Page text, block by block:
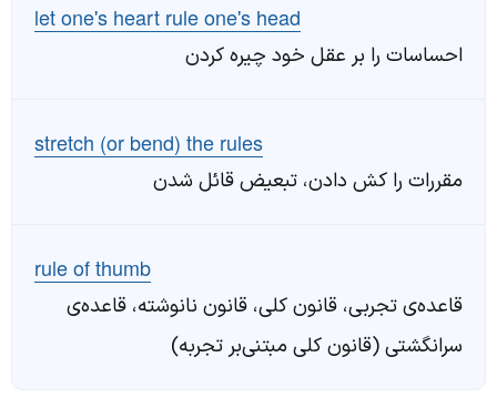
let one's heart rule one's head
احساسات را بر عقل خود چیره کردن
stretch (or bend) the rules
مقررات را کش دادن، تبعیض قائل شدن
rule of thumb
قاعده‌ی تجربی، قانون کلی، قانون نانوشته، قاعده‌ی
سرانگشتی (قانون کلی مبتنی‌بر تجربه)